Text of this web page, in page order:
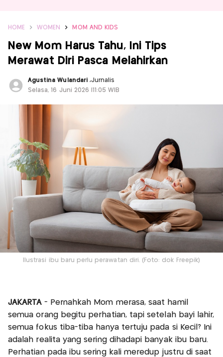
HOME WOMEN MOM AND KIDS
New Mom Harus Tahu, Ini Tips
Merawat Diri Pasca Melahirkan
Agustina Wulandari ,Jurnalis
Selasa, 16 Juni 2026 |11:05 WIB
Ilustrasi ibu baru perlu perawatan diri. (Foto: dok Freepik)
JAKARTA- Pernahkah Mom merasa, saat hamil
semua orang begitu perhatian, tapi setelah bayi lahir,
semua fokus tiba-tiba hanya tertuju pada si Kecil? Ini
adalah realita yang sering dihadapi banyak ibu baru.
Perhatian pada ibu sering kali meredup justru di saat